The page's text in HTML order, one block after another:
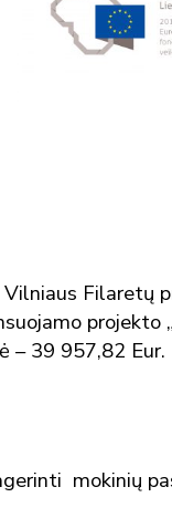
Filaretų
projekto
– 39 957,82 Eur.
mokinių